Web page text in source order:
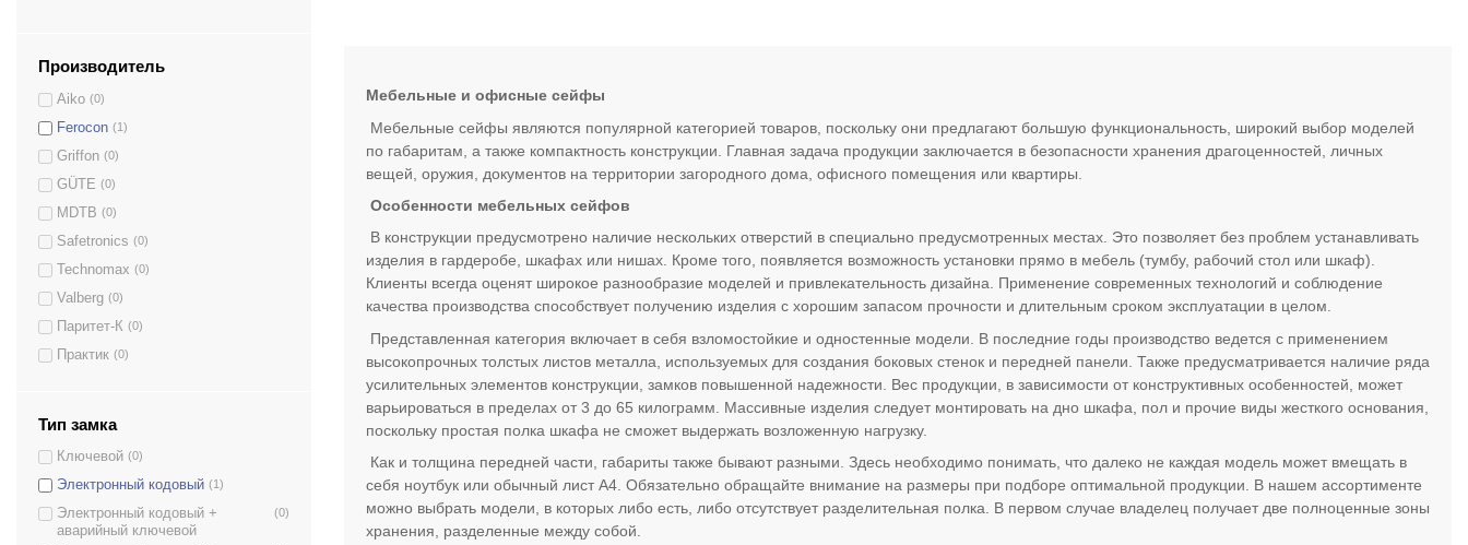
SH-28.EL (1)
SH-30.EL
T-17 (1)
T-17 EL (1)
T-23 (1)
T-23 EL (1)
T-28 (1)
T-28 EL (1)
T-40 (1)
T-40 EL (1)
T-140 EL (1)
T-230 EL (1)
Производитель
Aiko (0)
Ferocon (1)
Griffon (0)
GÜTE (0)
MDTB (0)
Safetronics (0)
Technomax (0)
Valberg (0)
Паритет-К (0)
Практик (0)
Тип замка
Ключевой (0)
Электронный кодовый (1)
Электронный кодовый +
аварийный ключевой
(0)
Мебельные и офисные сейфы
Мебельные сейфы являются популярной категорией товаров, поскольку они предлагают большую функциональность, широкий выбор моделей
по габаритам, а также компактность конструкции. Главная задача продукции заключается в безопасности хранения драгоценностей, личных
вещей, оружия, документов на территории загородного дома, офисного помещения или квартиры.
Особенности мебельных сейфов
В конструкции предусмотрено наличие нескольких отверстий в специально предусмотренных местах. Это позволяет без проблем устанавливать
изделия в гардеробе, шкафах или нишах. Кроме того, появляется возможность установки прямо в мебель (тумбу, рабочий стол или шкаф).
Клиенты всегда оценят широкое разнообразие моделей и привлекательность дизайна. Применение современных технологий и соблюдение
качества производства способствует получению изделия с хорошим запасом прочности и длительным сроком эксплуатации в целом.
Представленная категория включает в себя взломостойкие и одностенные модели. В последние годы производство ведется с применением
высокопрочных толстых листов металла, используемых для создания боковых стенок и передней панели. Также предусматривается наличие ряда
усилительных элементов конструкции, замков повышенной надежности. Вес продукции, в зависимости от конструктивных особенностей, может
варьироваться в пределах от 3 до 65 килограмм. Массивные изделия следует монтировать на дно шкафа, пол и прочие виды жесткого основания,
поскольку простая полка шкафа не сможет выдержать возложенную нагрузку.
Как и толщина передней части, габариты также бывают разными. Здесь необходимо понимать, что далеко не каждая модель может вмещать в
себя ноутбук или обычный лист А4. Обязательно обращайте внимание на размеры при подборе оптимальной продукции. В нашем ассортименте
можно выбрать модели, в которых либо есть, либо отсутствует разделительная полка. В первом случае владелец получает две полноценные зоны
хранения, разделенные между собой.